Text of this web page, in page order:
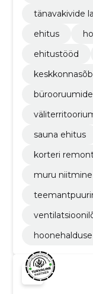
tänavakivide
ehitus
ehitustööd
sauna ehitus
korteri
muru niitmine